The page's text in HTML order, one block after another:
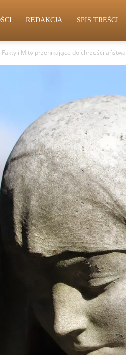
REDAKCJA SPIS TREŚCI
i Mity przenikające do chrześcijaństwa